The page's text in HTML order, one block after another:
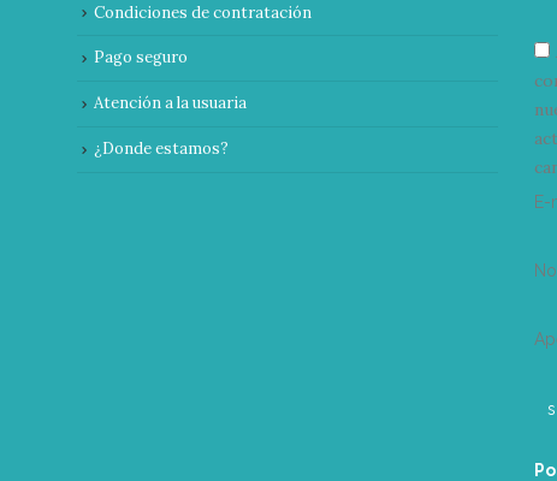
Condiciones de contratación
Pago seguro
Atención a la usuaria
¿Donde estamos?